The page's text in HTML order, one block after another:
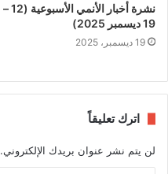
نشرة أخبار الأنمي الأسبوعية (12 –
19 ديسمبر 2025)
19 ديسمبر، 2025
اترك تعليقاً
لن يتم نشر عنوان بريدك الإلكتروني.